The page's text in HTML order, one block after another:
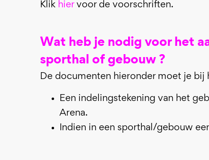
Klik hiervoor de voorschriften.
Wat heb je nodig voor het
sporthal of gebouw ?
De documenten hieronder moet je bij
Een indelingstekening van het
Arena.
Indien in een sporthal/gebouw